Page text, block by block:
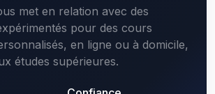
met en relation avec des
pour des cours
en ligne ou à domicile,
études supérieures.